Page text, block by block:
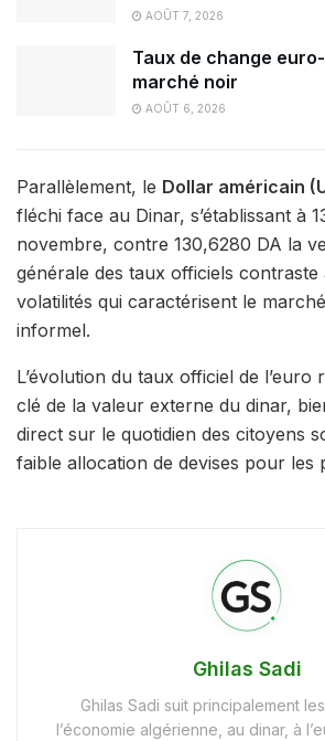
AOÛT 7, 2026
Taux de change
marché noir
AOÛT 6, 2026
Parallèlement, le Dollar américain
fléchi face au Dinar, s’établissant à
novembre, contre 130,6280 DA la
générale des taux officiels
volatilités qui caractérisent le
informel.
L’évolution du taux officiel de l’euro
clé de la valeur externe du dinar,
direct sur le quotidien des citoyens
faible allocation de devises pour les
Ghilas Sadi
Ghilas Sadi suit principalement
l’économie algérienne, au dinar, à